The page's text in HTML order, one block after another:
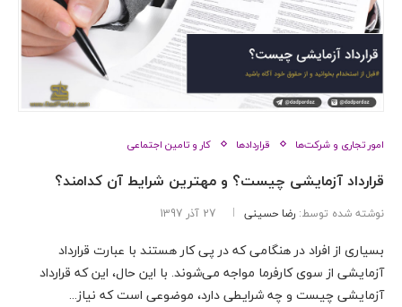
امور تجاری و شرکت‌ها قراردادها کار و تامین اجتماعی
قرارداد آزمایشی چیست؟ و مهترین شرایط آن کدامند؟
نوشته شده توسط: رضا حسینی 27 آذر 1397
بسیاری از افراد در هنگامی که در پی کار هستند با عبارت قرارداد
آزمایشی از سوی کارفرما مواجه می‌شوند. با این حال، این که قرارداد
آزمایشی چیست و چه شرایطی دارد، موضوعی است که نیاز...